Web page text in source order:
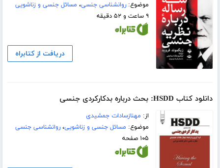
موضوع:روانشناسی جنسی، مسائل جنسی و زناشویی
۹ ساعت و ۵۲ دقیقه
دریافت از کتابراه
دانلود کتاب HSDD: بحث درباره بدکارکردی جنسی
از: مهنازسادات جمشیدی
موضوع: مسائل جنسی و زناشویی،روانشناسی جنسی
۱۰۵ صفحه